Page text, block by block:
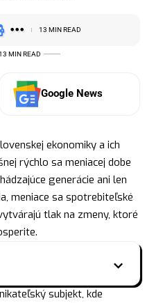
MIN READ
13 MIN READ
Google News
ekonomiky a ich
rýchlo sa meniacej dobe
generácie ani len
meniace sa spotrebiteľské
tlak na zmeny, ktoré
subjekt, kde